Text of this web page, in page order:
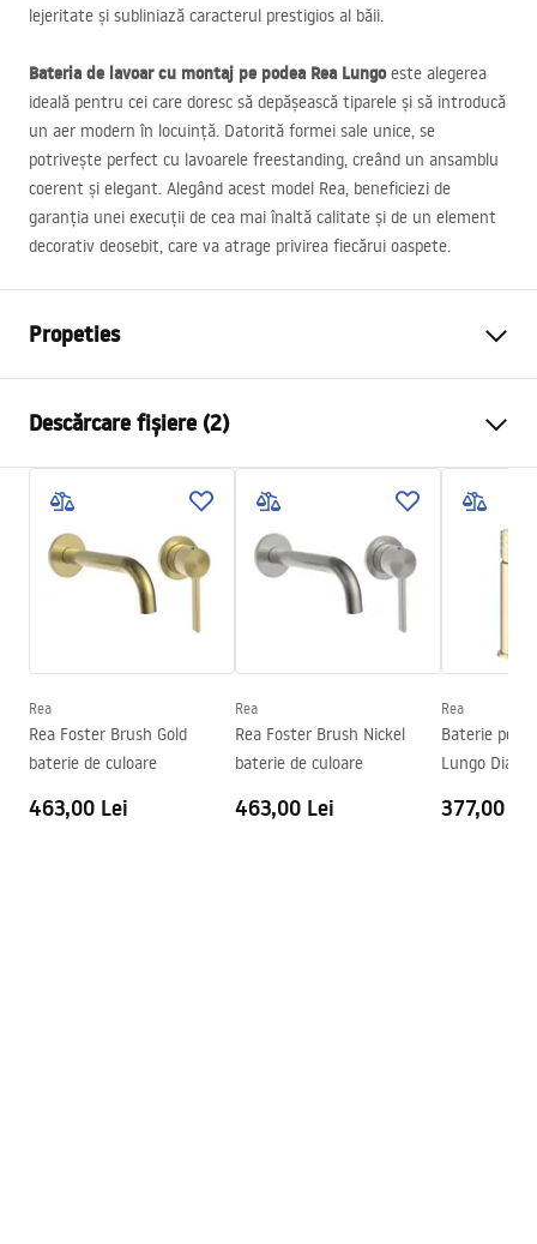
lejeritate și subliniază caracterul prestigios al băii.
Bateria de lavoar cu montaj pe podea Rea Lungoeste alegerea
ideală pentru cei care doresc să depășească tiparele și să introducă
un aer modern în locuință. Datorită formei sale unice, se
potrivește perfect cu lavoarele freestanding, creând un ansamblu
coerent și elegant. Alegând acest model Rea, beneficiezi de
garanția unei execuții de cea mai înaltă calitate și de un element
decorativ deosebit, care va atrage privirea fiecărui oaspete.
Propeties
Metodă de montaj
Culoare
Oțel periat
Tip de gura de scurgere
Mobilă
Material
Alamă
Lungimea gurii
Diametru pentru conectare
Garantie
5 ani
Descărcare fișiere (2)
Instrucțiuni de asamblare
Condiții de garanție
Rea
Rea Foster Brush Gold
baterie de culoare
463,00 Lei
Rea
Rea Foster Brush Nickel
baterie de culoare
463,00 Lei
Rea
Baterie
Lungo
377,00 Lei